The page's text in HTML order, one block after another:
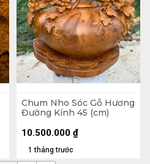
Chum Nho Sóc Gỗ Hương
Đường Kính 45 (cm)
1 tháng trước
10.500.000 ₫